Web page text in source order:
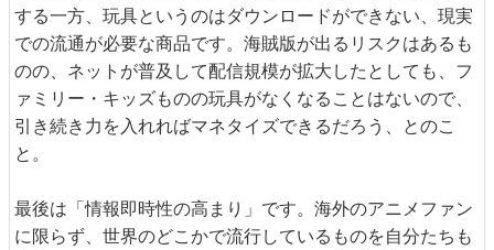
する一方、玩具というのはダウンロードができない、現実
での流通が必要な商品です。海賊版が出るリスクはあるも
のの、ネットが普及して配信規模が拡大したとしても、フ
ァミリー・キッズものの玩具がなくなることはないので、
引き続き力を入れればマネタイズできるだろう、とのこ
と。
最後は「情報即時性の高まり」です。海外のアニメファン
に限らず、世界のどこかで流行しているものを自分たちも